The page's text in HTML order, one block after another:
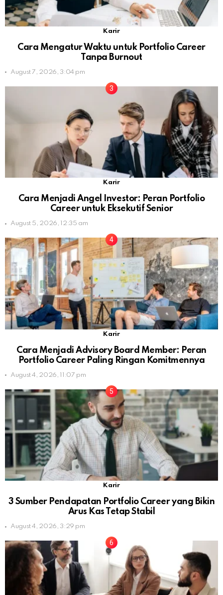
Karir
Cara Mengatur Waktu untuk Portfolio Career
Tanpa Burnout
August 7, 2026, 3:04 pm
Karir
Cara Menjadi Angel Investor: Peran Portfolio
Career untuk Eksekutif Senior
August 5, 2026, 12:35 am
Karir
Cara Menjadi Advisory Board Member: Peran
Portfolio Career Paling Ringan Komitmennya
August 4, 2026, 11:07 pm
Karir
3 Sumber Pendapatan Portfolio Career yang Bikin
Arus Kas Tetap Stabil
August 4, 2026, 3:29 pm